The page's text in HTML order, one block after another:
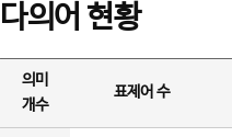
다의어 현황
의미
개수
표제어 수